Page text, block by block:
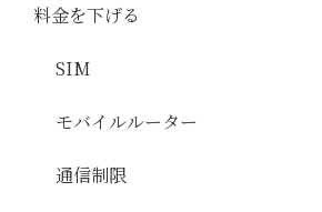
料金を下げる
SIM
モバイルルーター
通信制限